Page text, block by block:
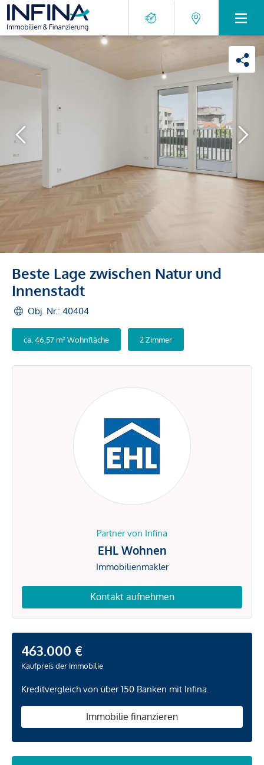
Beste Lage zwischen Natur und
Innenstadt
Obj. Nr.: 40404
ca. 46,57 m² Wohnfläche 2 Zimmer
Partner von Infina
EHL Wohnen
Immobilienmakler
Kontakt aufnehmen
463.000 €
Kaufpreis der Immobilie
Kreditvergleich von über 150 Banken mit Infina.
Immobilie finanzieren